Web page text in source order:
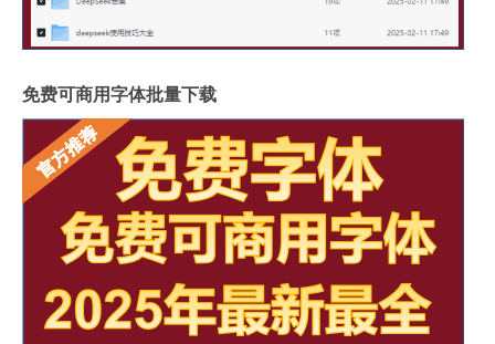
免费可商用字体批量下载